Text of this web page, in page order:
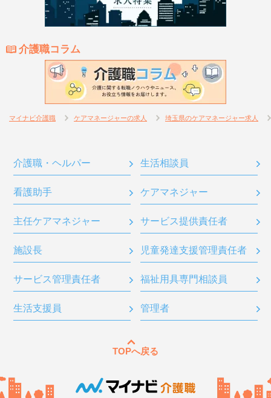
介護職コラム
マイナビ介護職 ケアマネージャーの求人 埼玉県のケアマネージャー求人
介護職・ヘルパー 生活相談員
看護助手 ケアマネジャー
主任ケアマネジャー サービス提供責任者
施設長 児童発達支援管理責任者
サービス管理責任者 福祉用具専門相談員
生活支援員 管理者
TOPへ戻る